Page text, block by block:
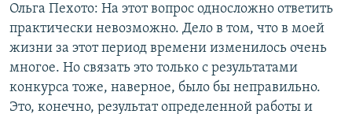
Ольга Пехото: На этот вопрос односложно ответить
практически невозможно. Дело в том, что в моей
жизни за этот период времени изменилось очень
многое. Но связать это только с результатами
конкурса тоже, наверное, было бы неправильно.
Это, конечно, результат определенной работы и